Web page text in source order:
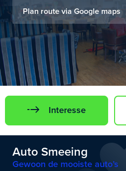
Plan route via Google maps
Interesse
Auto Smeeing
Gewoon de mooiste auto’s